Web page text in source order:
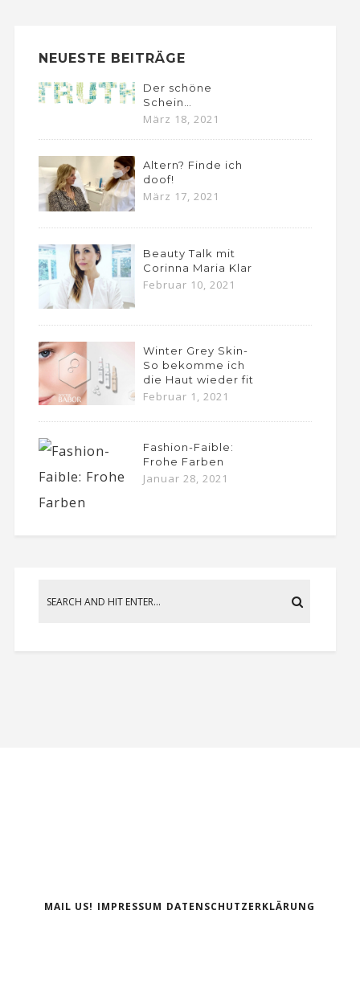
NEUESTE BEITRÄGE
Der schöne
Schein…
März 18, 2021
Altern? Finde ich
doof!
März 17, 2021
Beauty Talk mit
Corinna Maria Klar
Februar 10, 2021
Winter Grey Skin-
So bekomme ich
die Haut wieder fit
Februar 1, 2021
Fashion-Faible:
Frohe Farben
Januar 28, 2021
MAIL US! IMPRESSUM DATENSCHUTZERKLÄRUNG